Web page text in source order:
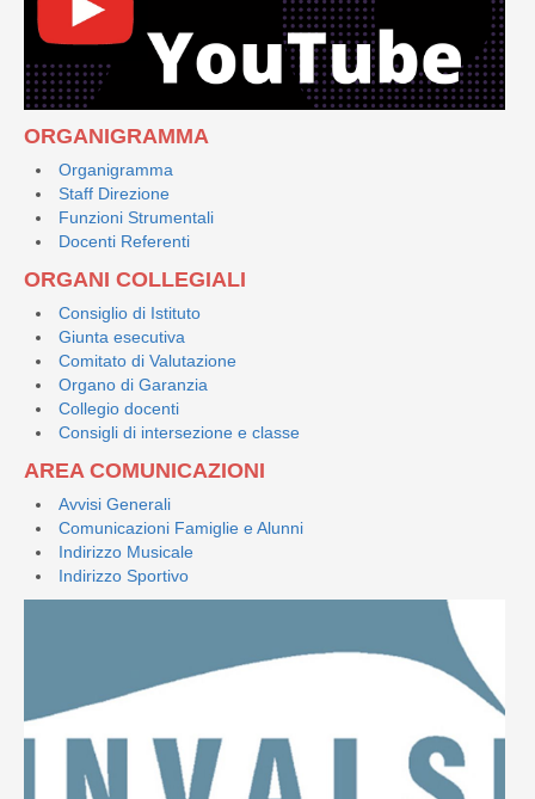
ORGANIGRAMMA
Organigramma
Staff Direzione
Funzioni Strumentali
Docenti Referenti
ORGANI COLLEGIALI
Consiglio di Istituto
Giunta esecutiva
Comitato di Valutazione
Organo di Garanzia
Collegio docenti
Consigli di intersezione e classe
AREA COMUNICAZIONI
Avvisi Generali
Comunicazioni Famiglie e Alunni
Indirizzo Musicale
Indirizzo Sportivo